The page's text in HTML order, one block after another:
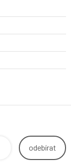
odebírat